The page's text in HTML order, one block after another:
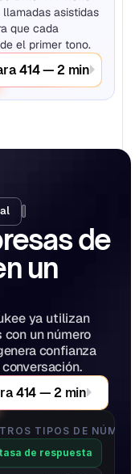
asistidas
que cada
el primer tono.
414 — 2 min
de
un
ya utilizan
un número
confianza
414 — 2 min
TIPOS DE
de respuesta